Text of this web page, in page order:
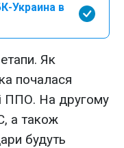
Украина в
Як
почалася
ППО. На другому
а також
будуть